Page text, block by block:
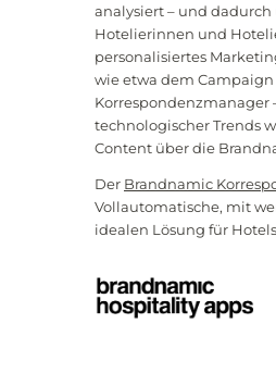
analysiert – und
Hotelierinnen und
personalisiertes
wie etwa dem
Korrespondenzmanager
technologischer Trends
Content über die
Der Brandnamic
Vollautomatische, mit
idealen Lösung für
Newsletteranmeldung